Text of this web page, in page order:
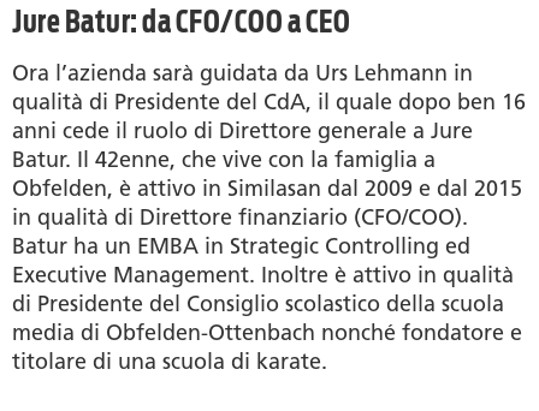
Jure Batur: da CFO/COO a CEO
Ora l’azienda sarà guidata da Urs Lehmann in
qualità di Presidente del CdA, il quale dopo ben 16
anni cede il ruolo di Direttore generale a Jure
Batur. Il 42enne, che vive con la famiglia a
Obfelden, è attivo in Similasan dal 2009 e dal 2015
in qualità di Direttore finanziario (CFO/COO).
Batur ha un EMBA in Strategic Controlling ed
Executive Management. Inoltre è attivo in qualità
di Presidente del Consiglio scolastico della scuola
media di Obfelden-Ottenbach nonché fondatore e
titolare di una scuola di karate.